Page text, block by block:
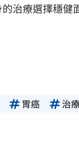
治療選擇穩健
胃癌 治